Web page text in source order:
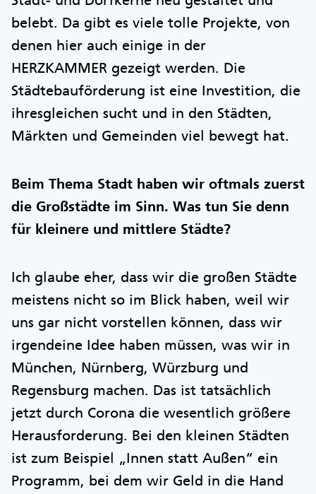
belebt. Da gibt es viele tolle Projekte, von
denen hier auch einige in der
HERZKAMMER gezeigt werden. Die
Städtebauförderung ist eine Investition, die
ihresgleichen sucht und in den Städten,
Märkten und Gemeinden viel bewegt hat.
Beim Thema Stadt haben wir oftmals zuerst
die Großstädte im Sinn. Was tun Sie denn
für kleinere und mittlere Städte?
Ich glaube eher, dass wir die großen Städte
meistens nicht so im Blick haben, weil wir
uns gar nicht vorstellen können, dass wir
irgendeine Idee haben müssen, was wir in
München, Nürnberg, Würzburg und
Regensburg machen. Das ist tatsächlich
jetzt durch Corona die wesentlich größere
Herausforderung. Bei den kleinen Städten
ist zum Beispiel „Innen statt Außen“ ein
Programm, bei dem wir Geld in die Hand